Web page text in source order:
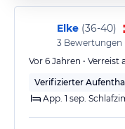
Elke (36-40)
3 Bewertungen
Vor 6 Jahren •
Verifizierter
App. 1 sep.